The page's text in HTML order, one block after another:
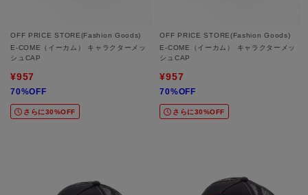
OFF PRICE STORE(Fashion Goods)
E-COME（イーカム） キャラクターメッ
シュCAP
¥957
70%OFF
さらに30%OFF
OFF PRICE STORE(Fashion Goods)
E-COME（イーカム） キャラクターメッ
シュCAP
¥957
70%OFF
さらに30%OFF